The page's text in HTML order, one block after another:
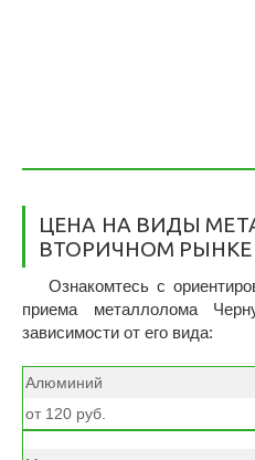
ЦЕНА НА ВИДЫ
ВТОРИЧНОМ РЫНКЕ
Ознакомтесь с
приема металлолома
зависимости от его вида:
Алюминий
от 120 руб.